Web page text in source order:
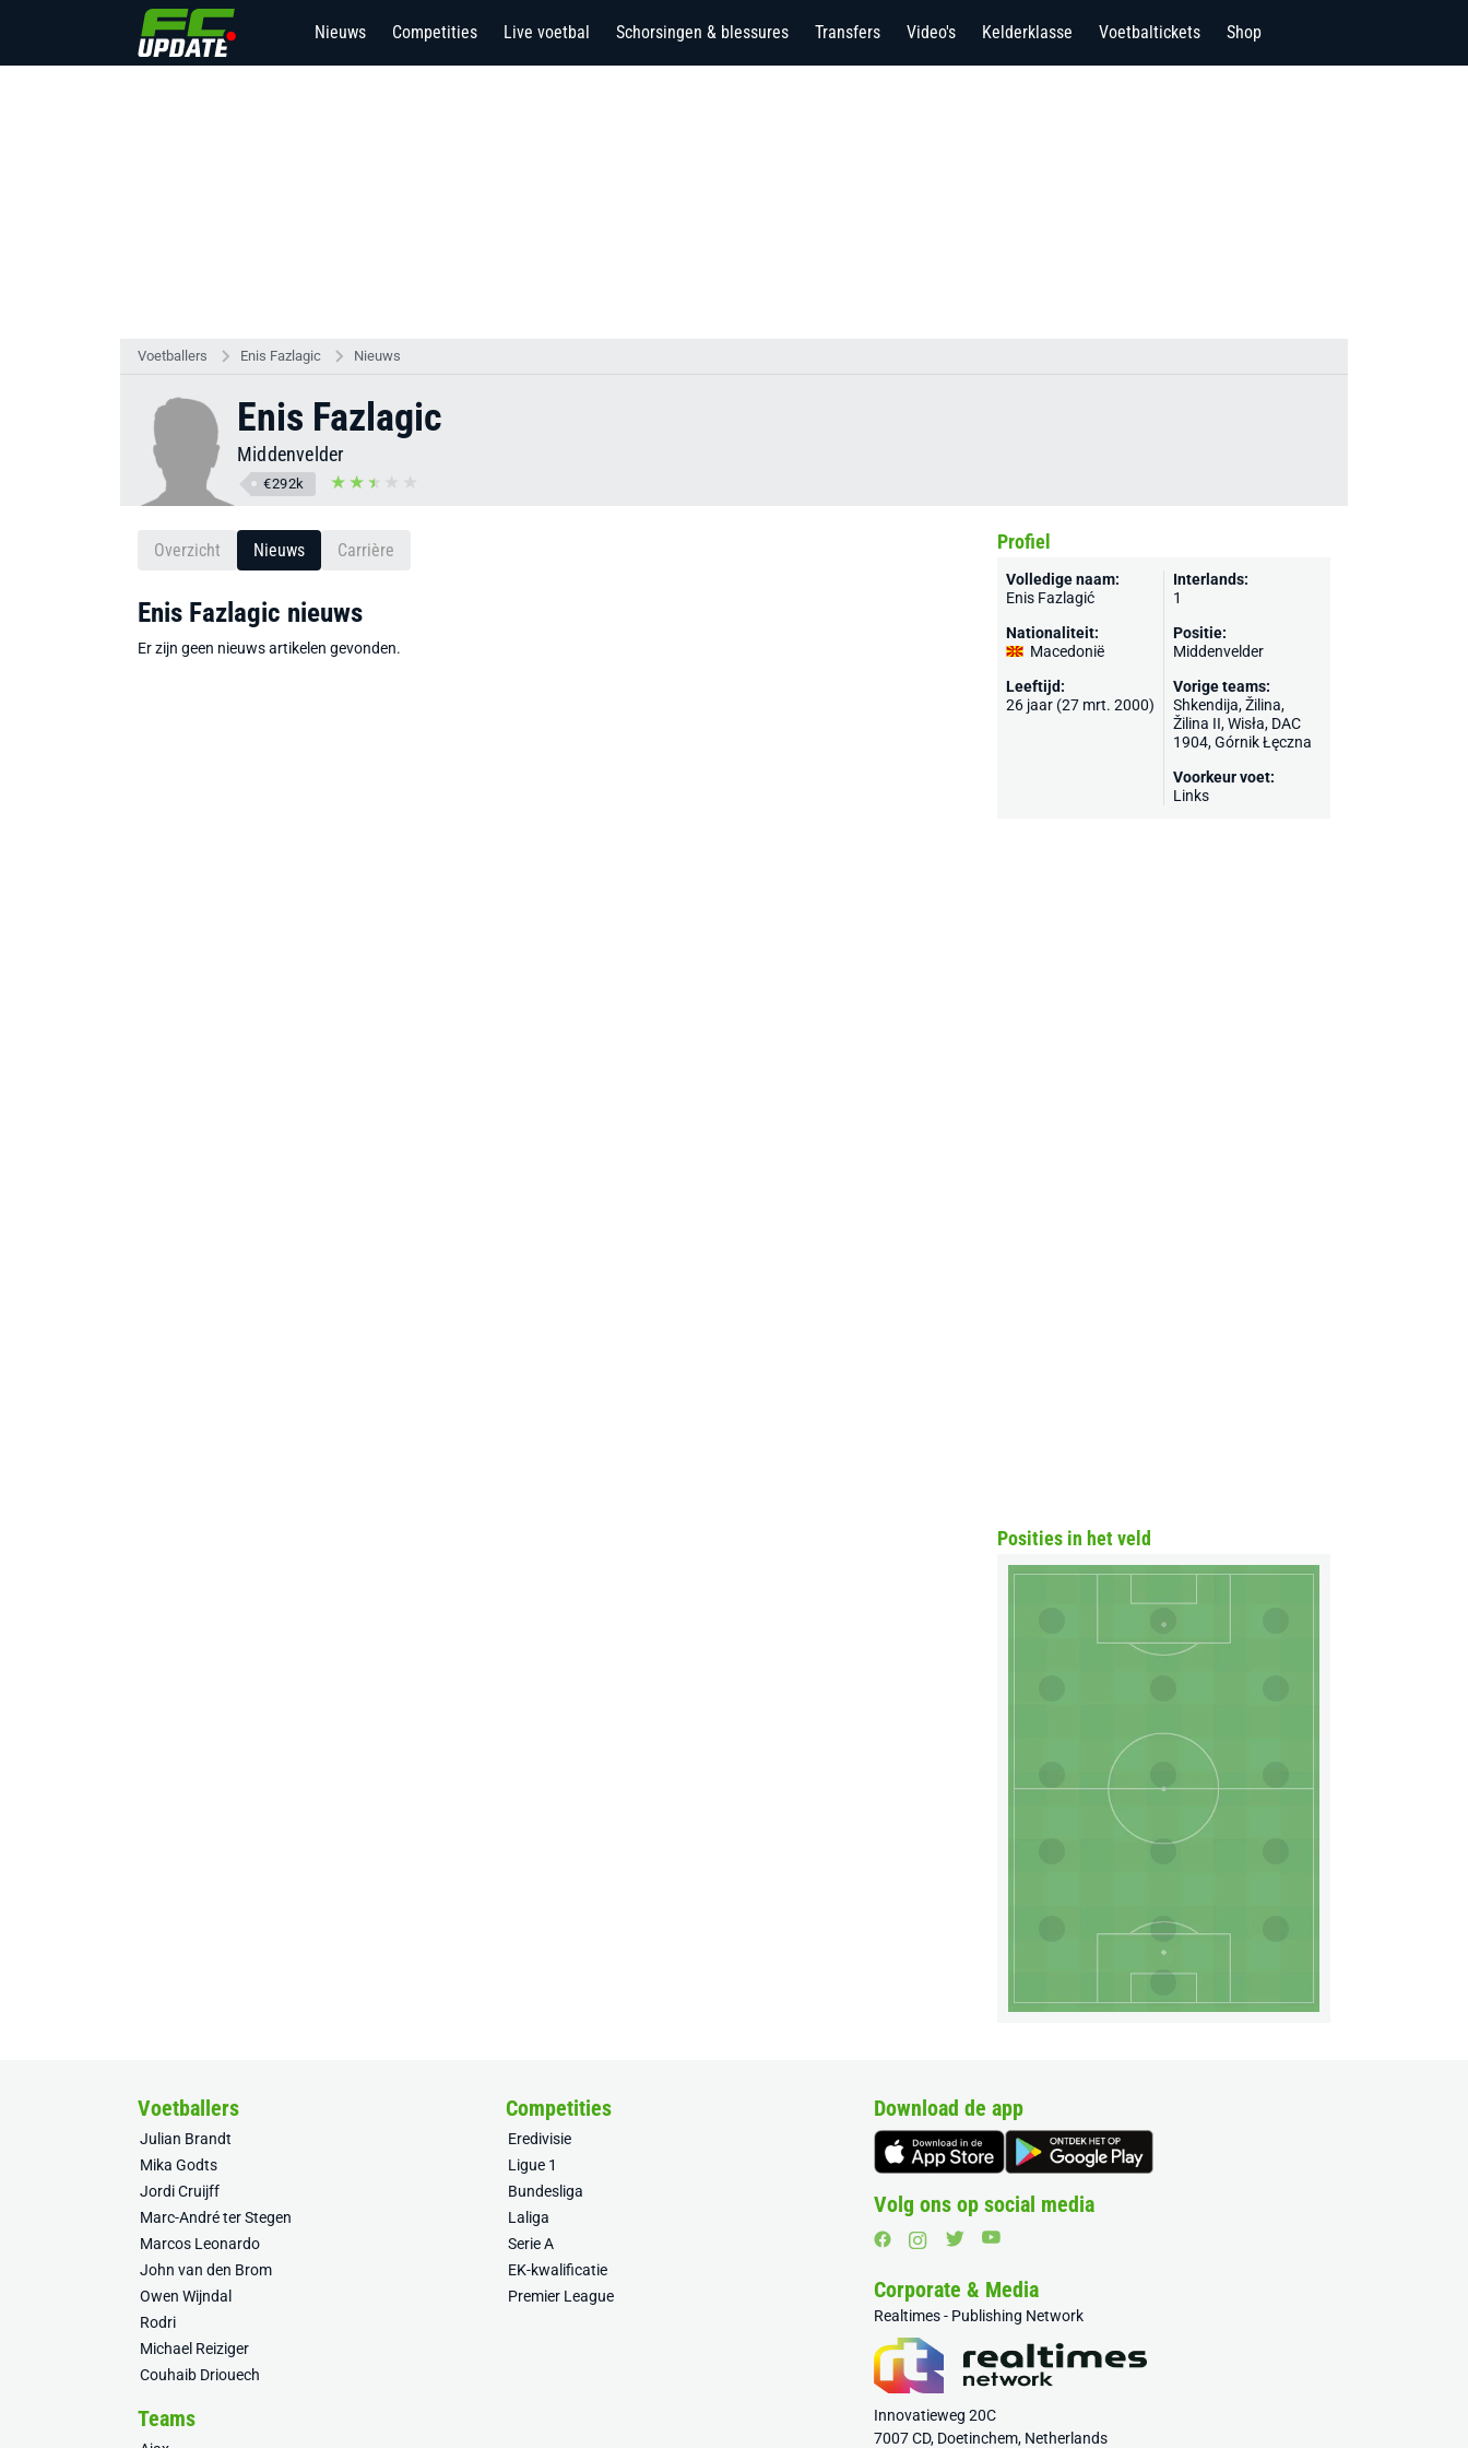
Nieuws Competities Live voetbal Schorsingen & blessures Transfers Video's Kelderklasse Voetbaltickets Shop
Voetballers Enis Fazlagic Nieuws
Enis Fazlagic
Middenvelder
€292k
Overzicht Nieuws Carrière
Enis Fazlagic nieuws
Er zijn geen nieuws artikelen gevonden.
Profiel
Volledige naam:
Enis Fazlagić
Nationaliteit:
Macedonië
Leeftijd:
26 jaar (27 mrt. 2000)
Interlands:
1
Positie:
Middenvelder
Vorige teams:
Shkendija,Žilina,
Žilina II,Wisła, DAC
1904, Górnik Łęczna
Voorkeur voet:
Links
Posities in het veld
Voetballers
Julian Brandt
Mika Godts
Jordi Cruijff
Marc-André ter Stegen
Marcos Leonardo
John van den Brom
Owen Wijndal
Rodri
Michael Reiziger
Couhaib Driouech
Competities
Eredivisie
Ligue 1
Bundesliga
Laliga
Serie A
EK-kwalificatie
Premier League
Teams
Download de app
Volg ons op social media
Corporate & Media
Realtimes - Publishing Network
Innovatieweg 20C
7007 CD, Doetinchem, Netherlands